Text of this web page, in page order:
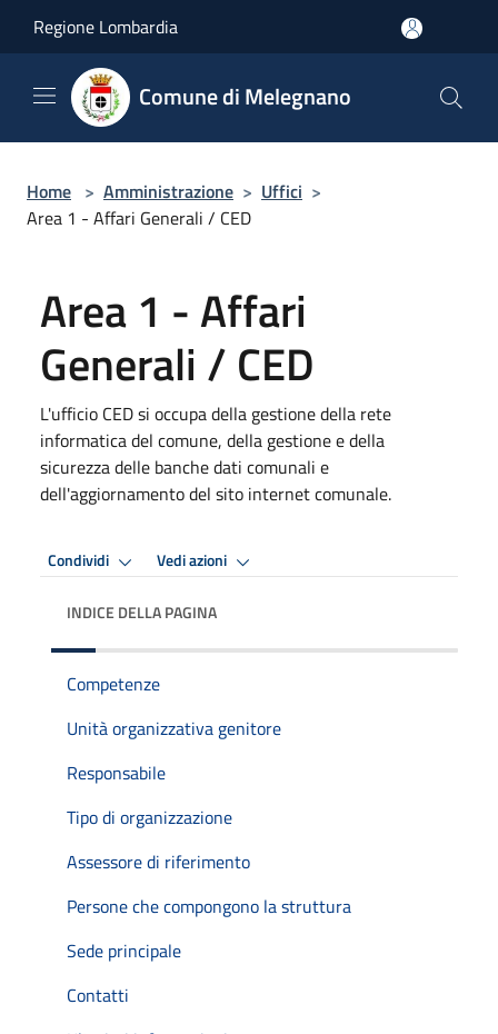
Regione Lombardia
Comune di Melegnano
Home > Amministrazione > Uffici >
Area 1 - Affari Generali / CED
Area 1 - Affari
Generali / CED
L'ufficio CED si occupa della gestione della rete
informatica del comune, della gestione e della
sicurezza delle banche dati comunali e
dell'aggiornamento del sito internet comunale.
Condividi Vedi azioni
INDICE DELLA PAGINA
Competenze
Unità organizzativa genitore
Responsabile
Tipo di organizzazione
Assessore di riferimento
Persone che compongono la struttura
Sede principale
Contatti